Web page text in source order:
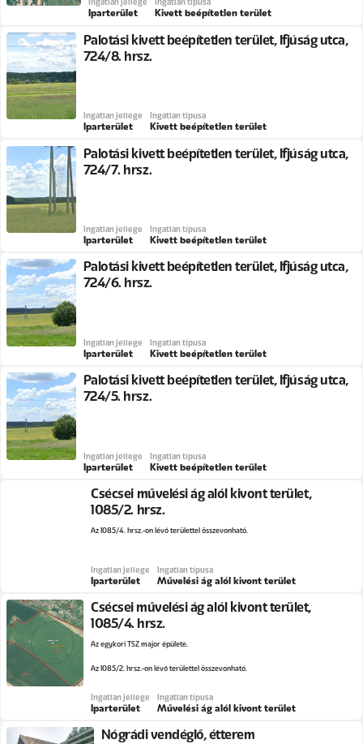
Ingatlan jellege
Iparterület
Ingatlan típusa
Kivett beépítetlen terület
Palotási kivett beépítetlen terület, Ifjúság utca,
724/8. hrsz.
Ingatlan jellege
Iparterület
Ingatlan típusa
Kivett beépítetlen terület
Palotási kivett beépítetlen terület, Ifjúság utca,
724/7. hrsz.
Ingatlan jellege
Iparterület
Ingatlan típusa
Kivett beépítetlen terület
Palotási kivett beépítetlen terület, Ifjúság utca,
724/6. hrsz.
Ingatlan jellege
Iparterület
Ingatlan típusa
Kivett beépítetlen terület
Palotási kivett beépítetlen terület, Ifjúság utca,
724/5. hrsz.
Ingatlan jellege
Iparterület
Ingatlan típusa
Kivett beépítetlen terület
Csécsei művelési ág alól kivont terület,
1085/2. hrsz.
Az 1085/4. hrsz.-on lévő területtel összevonható.
Ingatlan jellege
Iparterület
Ingatlan típusa
Művelési ág alól kivont terület
Csécsei művelési ág alól kivont terület,
1085/4. hrsz.
Az egykori TSZ major épülete.
Az 1085/2. hrsz.-on lévő területtel összevonható.
Ingatlan jellege
Iparterület
Ingatlan típusa
Művelési ág alól kivont terület
Nógrádi vendéglő, étterem